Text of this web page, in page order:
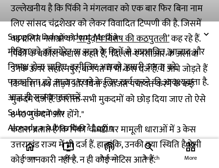
Support Independent Media
मीडिया को कॉरपोरेट या सत्ता के हितों से अप्रभावित, आजाद और
निष्पक्ष होना चाहिए. इसीलिए आपको, हमारी जनता को,
पत्रकारिता को आजाद रखने के लिए खर्च करने की आवश्यकता है.
आज ही सब्सक्राइब करें.
Subscribe now
Already a subscriber?Login
उल्लेखनीय है कि पिंकी ने मंगलवार को एक बार फिर बिना नाम
लिए सांसद चंद्रशेखर को लेकर विवादित टिप्पणी की है. जिसमें
वह दलित नेताओं को‘समुदाय विशेष की कठपुतली’कह रहे हैं.
पिंकी के वकील कटारा कहते हैं, "दिल्ली-एनसीआर के अलावा
उनके ऊपर सहारनपुर, बागपत में भी केस दर्ज हैं. वे आगे जोड़ते हैं
कि धारा 144 तोड़ने और बिना इजाजत पंचायत करने के कई
मुकदमे दर्ज हैं. उपरोक्त सभी मुकदमों को छोड़ दिया जाए तो ऐसे
8-10 मुकदमें और होंगे."
कटारा बताते हैं कि पिंकी चौधरी पर मामूली धाराओं में 3 केस
उत्तराखंड राज्य में भी दर्ज हैं. हालांकि, उनकी क्या स्थिति है ऐसी
कोई जानकारी नहीं है. न ही कोई नोटिस आते हैं.
home
Home
ondemand_video
Video
podcasts
Podcast Search
widgets
More